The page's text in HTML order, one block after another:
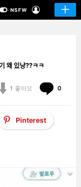
NSFW
왜 있냥??ㅋㅋ
1 좋아요 0
Pinterest